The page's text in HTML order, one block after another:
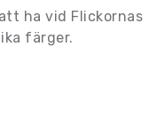
ha vid Flickornas
färger.